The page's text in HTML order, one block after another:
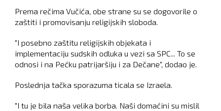
Prema rečima Vučića, obe strane su se dogovorile o
zaštiti i promovisanju religijskih sloboda.
"I posebno zaštitu religijskih objekata i
implementaciju sudskih odluka u vezi sa SPC... To se
odnosi i na Pećku patrijaršiju i za Dečane", dodao je.
Poslednja tačka sporazuma ticala se Izraela.
"I tu je bila naša velika borba. Naši domaćini su mislil